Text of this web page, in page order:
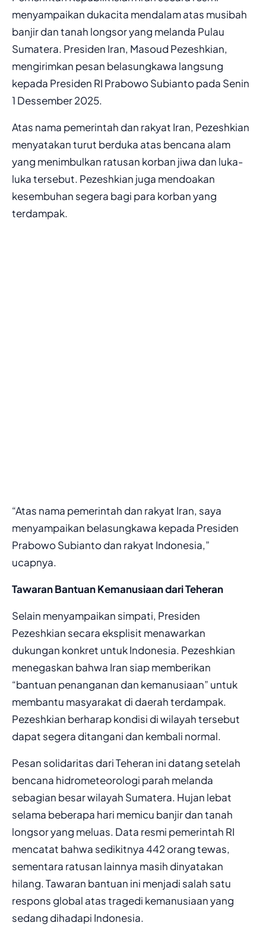
menyampaikan dukacita mendalam atas musibah
banjir dan tanah longsor yang melanda Pulau
Sumatera. Presiden Iran, Masoud Pezeshkian,
mengirimkan pesan belasungkawa langsung
kepada Presiden RI Prabowo Subianto pada Senin
1 Dessember 2025.
Atas nama pemerintah dan rakyat Iran, Pezeshkian
menyatakan turut berduka atas bencana alam
yang menimbulkan ratusan korban jiwa dan luka-
luka tersebut. Pezeshkian juga mendoakan
kesembuhan segera bagi para korban yang
terdampak.
“Atas nama pemerintah dan rakyat Iran, saya
menyampaikan belasungkawa kepada Presiden
Prabowo Subianto dan rakyat Indonesia,”
ucapnya.
Tawaran Bantuan Kemanusiaan dari Teheran
Selain menyampaikan simpati, Presiden
Pezeshkian secara eksplisit menawarkan
dukungan konkret untuk Indonesia. Pezeshkian
menegaskan bahwa Iran siap memberikan
“bantuan penanganan dan kemanusiaan” untuk
membantu masyarakat di daerah terdampak.
Pezeshkian berharap kondisi di wilayah tersebut
dapat segera ditangani dan kembali normal.
Pesan solidaritas dari Teheran ini datang setelah
bencana hidrometeorologi parah melanda
sebagian besar wilayah Sumatera. Hujan lebat
selama beberapa hari memicu banjir dan tanah
longsor yang meluas. Data resmi pemerintah RI
mencatat bahwa sedikitnya 442 orang tewas,
sementara ratusan lainnya masih dinyatakan
hilang. Tawaran bantuan ini menjadi salah satu
respons global atas tragedi kemanusiaan yang
sedang dihadapi Indonesia.